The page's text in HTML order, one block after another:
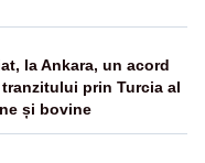
la Ankara, un acord
prin Turcia al
și bovine